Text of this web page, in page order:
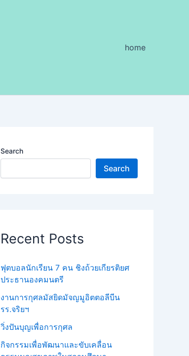
home
Search
Search
Recent Posts
ฟุตบอลนักเรียน 7 คน ชิงถ้วยเกียรติยศ
ประธานองคมนตรี
งานการกุศลมัสยิดมัจญมูอิตตอลีบีน
รร.จริยฯ
วิ่งปันบุญเพื่อการกุศล
กิจกรรมเพื่อพัฒนาและขับเคลื่อน